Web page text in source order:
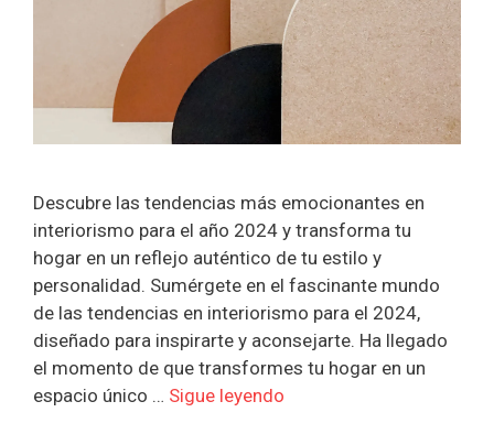
Descubre las tendencias más emocionantes en
interiorismo para el año 2024 y transforma tu
hogar en un reflejo auténtico de tu estilo y
personalidad. Sumérgete en el fascinante mundo
de las tendencias en interiorismo para el 2024,
diseñado para inspirarte y aconsejarte. Ha llegado
el momento de que transformes tu hogar en un
espacio único … Sigue leyendo